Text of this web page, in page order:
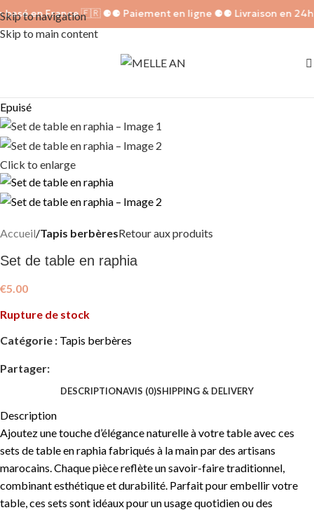
Skip to navigation
Skip to main content
en France 🇫🇷 ⚈⚈ Paiement en ligne ⚈⚈ Livraison en
Epuisé
Click to enlarge
Accueil Tapis berbèresRetour aux produits
Set de table en raphia
€5.00
Rupture de stock
Catégorie : Tapis berbères
Partager:
DESCRIPTIONAVIS (0)SHIPPING & DELIVERY
Description
Ajoutez une touche d’élégance naturelle à votre table avec ces
sets de table en raphia fabriqués à la main par des artisans
marocains. Chaque pièce reflète un savoir-faire traditionnel,
combinant esthétique et durabilité. Parfait pour embellir votre
table, ces sets sont idéaux pour un usage quotidien ou des